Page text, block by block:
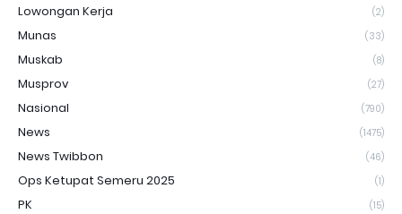
Lowongan Kerja (2)
Munas (33)
Muskab (8)
Musprov (27)
Nasional (790)
News (1475)
News Twibbon (46)
Ops Ketupat Semeru 2025 (1)
PK (15)